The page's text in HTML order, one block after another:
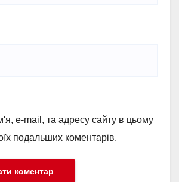
e-mail, та адресу сайту в цьому
подальших коментарів.